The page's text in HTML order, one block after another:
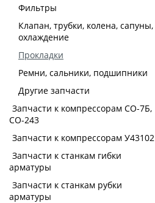
Фильтры
Клапан, трубки, колена, сапуны,
охлаждение
Прокладки
Ремни, сальники, подшипники
Другие запчасти
Запчасти к компрессорам СО-7Б,
СО-243
Запчасти к компрессорам У43102
Запчасти к станкам гибки
арматуры
Запчасти к станкам рубки
арматуры